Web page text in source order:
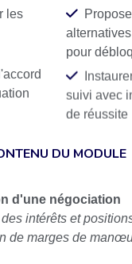
les
pour
suivi avec
de réussite
DU MODULE
d'une négociation
intérêts et
de marges de